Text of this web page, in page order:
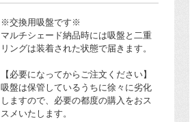
※交換用吸盤です※
マルチシェード納品時には吸盤と二重
リングは装着された状態で届きます。
【必要になってからご注文ください】
吸盤は保管しているうちに徐々に劣化
しますので、必要の都度の購入をおス
スメいたします。